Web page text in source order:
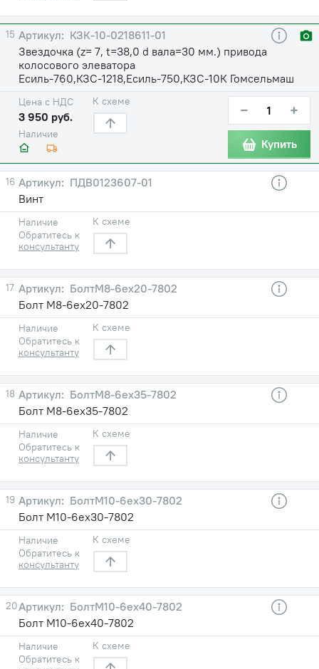
15
КЗК-10-0218611-01
Звездочка (z= 7, t=38,0 d вала=30 мм.) привода
колосового элеватора
Есиль-760,КЗС-1218,Есиль-750,КЗС-10К Гомсельмаш
Наличие
Цена с НДС
3 950 руб.
К схеме − +
Купить
16
ПДВ0123607-01
Винт
Наличие
Обратитесь к
консультанту
К схеме
17
БолтМ8-6ех20-7802
Болт М8-6ех20-7802
Наличие
Обратитесь к
консультанту
К схеме
18
БолтМ8-6ех35-7802
Болт М8-6ех35-7802
Наличие
Обратитесь к
консультанту
К схеме
19
БолтМ10-6ех30-7802
Болт М10-6ех30-7802
Наличие
Обратитесь к
консультанту
К схеме
20
БолтМ10-6ех40-7802
Болт М10-6ех40-7802
Наличие
Обратитесь к
К схеме